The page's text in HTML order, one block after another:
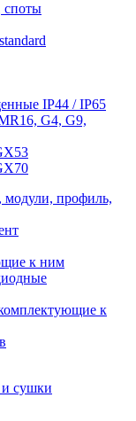
споты
IP44 / IP65
G4, G9,
профиль,
к ним
к
и сушки